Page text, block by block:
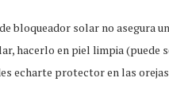
bloqueador solar no asegura
hacerlo en piel limpia (puede
echarte protector en las